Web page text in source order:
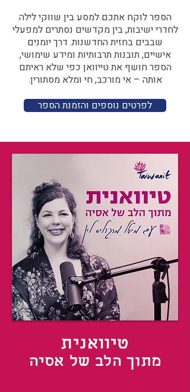
הספר לוקח אתכם למסע בין שווקי לילה
לחדרי ישיבות, בין מקדשים נסתרים למפעלי
שבבים בחזית החדשנות. דרך יומנים
אישיים, תובנות תרבותיות ומידע שימושי,
הספר חושף את טייוואן כפי שלא ראיתם
אותה – אי מורכב, חי ומלא מסתורין.
לפרטים נוספים והזמנת הספר
טיוואנית
מתוך הלב של אסיה